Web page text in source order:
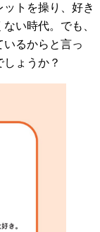
トを操り、好き
い時代。でも、
るからと言っ
ょうか？